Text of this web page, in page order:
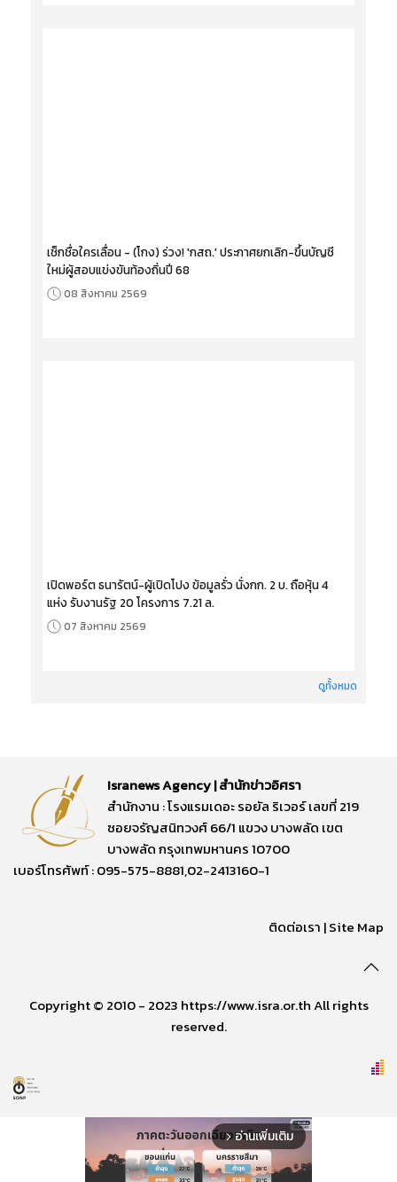
เช็กชื่อใครเลื่อน - (โกง) ร่วง! 'กสถ.' ประกาศยกเลิก-ขึ้นบัญชี
ใหม่ผู้สอบแข่งขันท้องถิ่นปี 68
08 สิงหาคม 2569
เปิดพอร์ต ธนารัตน์-ผู้เปิดโปง ข้อมูลรั่ว นั่งกก. 2 บ. ถือหุ้น 4
แห่ง รับงานรัฐ 20 โครงการ 7.21 ล.
07 สิงหาคม 2569
ดูทั้งหมด
Isranews Agency | สำนักข่าวอิศรา
สำนักงาน : โรงแรมเดอะ รอยัล ริเวอร์ เลขที่ 219
ซอยจรัญสนิทวงศ์ 66/1 แขวง บางพลัด เขต
บางพลัด กรุงเทพมหานคร 10700
เบอร์โทรศัพท์ : 095-575-8881,02-2413160-1
ติดต่อเรา |Site Map
Copyright © 2010 - 2023 https://www.isra.or.th All rights
reserved.
arrow_forward_ios อ่านเพิ่มเติม